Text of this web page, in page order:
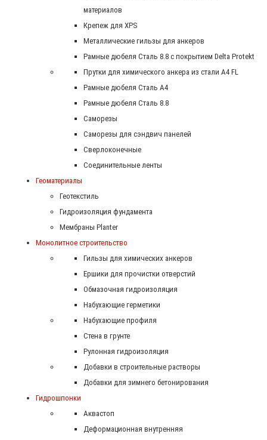
материалов
Крепеж для XPS
Металлические гильзы для анкеров
Рамные дюбеля Сталь 8.8 с покрытием Delta Protekt
Прутки для химического анкера из стали А4 FL
Рамные дюбеля Сталь A4
Рамные дюбеля Сталь 8.8
Саморезы
Саморезы для сэндвич панелей
Сверлоконечные
Соединительные ленты
Геоматериалы
Геотекстиль
Гидроизоляция фундамента
Мембраны Planter
Монолитное строительство
Гильзы для химических анкеров
Ершики для прочистки отверстий
Обмазочная гидроизоляция
Набухающие герметики
Набухающие профиля
Стена в грунте
Рулонная гидроизоляция
Добавки в строительные растворы
Добавки для зимнего бетонирования
Гидрошпонки
Аквастоп
Деформационная внутренняя